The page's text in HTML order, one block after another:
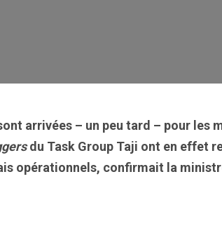
arrivées – un peu tard – pour les
du Task Group Taji ont en effet
opérationnels, confirmait la